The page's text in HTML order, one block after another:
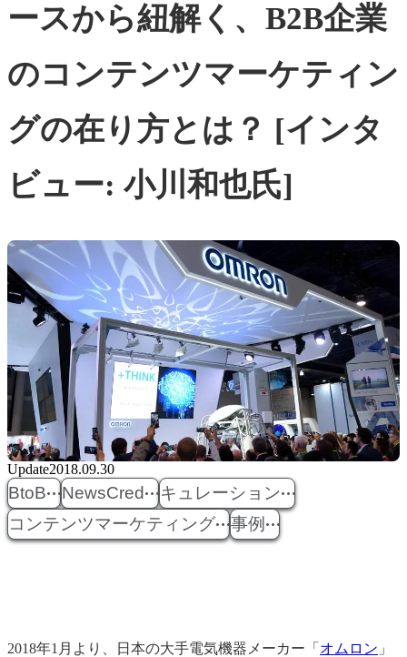
ースから紐解く、B2B企業
のコンテンツマーケティン
グの在り方とは？ [インタ
ビュー: 小川和也氏]
Update2018.09.30
BtoB NewsCred
キュレーション
コンテンツマーケティング
事例
2018年1月より、日本の大手電気機器メーカー「 オムロン 」